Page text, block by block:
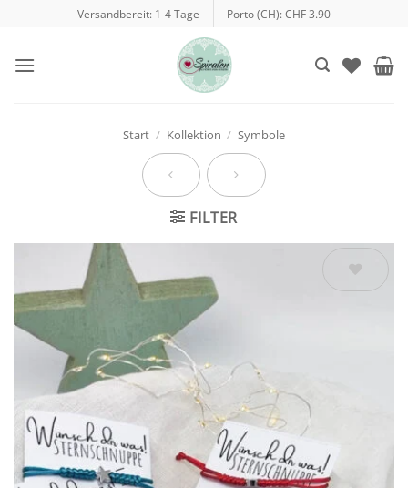
springen
Versandbereit: 1-4 Tage Porto (CH): CHF 3.90
Start / Kollektion / Symbole
FILTER